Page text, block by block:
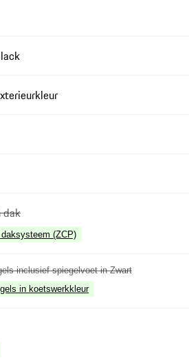
dak
daksysteem (ZCP)
inclusief spiegelvoet in Zwart
in koetswerkkleur